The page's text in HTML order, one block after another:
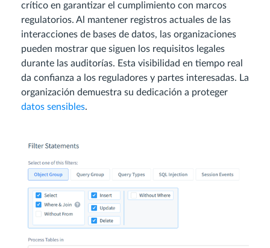
crítico en garantizar el cumplimiento con marcos
regulatorios. Al mantener registros actuales de las
interacciones de bases de datos, las organizaciones
pueden mostrar que siguen los requisitos legales
durante las auditorías. Esta visibilidad en tiempo real
da confianza a los reguladores y partes interesadas. La
organización demuestra su dedicación a proteger
datos sensibles.